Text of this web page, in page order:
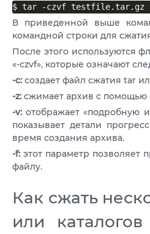
$ tar -czvf testfile.tar.gz /
В приведенной выше
командной строки для
После этого используются
«-czvf», которые означают
-c: создает файл сжатия tar
-z: сжимает архив с помощью
-v: отображает «подробную
показывает детали
время создания архива.
-f: этот параметр позволяет
файлу.
Как сжать
или